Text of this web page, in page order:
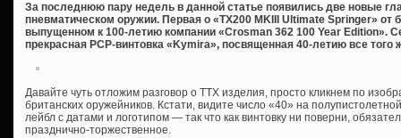
За последнюю пару недель в данной статье появились две новые
пневматическом оружии. Первая о «TX200 MKIII Ultimate Springer» от
выпущенном к 100-летию компании «Crosman 362 100 Year Edition».
прекрасная PCP-винтовка «Kymira», посвященная 40-летию все того
Давайте чуть отложим разговор о ТТХ изделия, просто кликнем по
британских оружейников. Кстати, видите число «40» на
лейбл с датами и логотипом — так что как винтовку ни поверни,
празднично-торжественное.